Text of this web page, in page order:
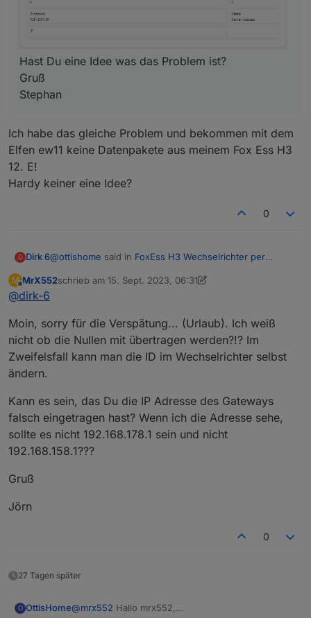
Was man mit den Daten macht, sei jedem selbst
Hast Du eine Idee was das Problem ist?
Gruß
Stephan
Ich habe das gleiche Problem und bekommen mit dem
Elfen ew11 keine Datenpakete aus meinem Fox Ess H3
12. E!
Hardy keiner eine Idee?
0
D Dirk 6@ottishome said in FoxEss H3 Wechselrichter per
Ich habe seit Montag unseren FoxEss H3 am
laufen.
Leider bekomme ich trotz deines Beitrages keine
Daten in den IoBroker
Aber die Modbus Instanz bekommt keine Daten.
Ich vermute auch der Adapter erhält keine Daten
vom Wechselrichter, wenn ich mir den Status so
anschaue,oder ?
Der Elfin wurde auf PIN 1 und PIN 2 am
Ich habe das gleiche Problem und bekommen mit dem
Elfen ew11 keine Datenpakete aus meinem Fox Ess H3
12. E!
Hardy keiner eine Idee?
M
Offline
MrX552schrieb am 15. Sept. 2023, 06:31
zuletzt editiert von MrX552
@dirk-6
Moin, sorry für die Verspätung... (Urlaub). Ich weiß
nicht ob die Nullen mit übertragen werden?!? Im
Zweifelsfall kann man die ID im Wechselrichter selbst
ändern.
Kann es sein, das Du die IP Adresse des Gateways
falsch eingetragen hast? Wenn ich die Adresse sehe,
sollte es nicht 192.168.178.1 sein und nicht
192.168.158.1???
Gruß
Jörn
0
27 Tagen später
O OttisHome@mrx552 Hallo mrx552,